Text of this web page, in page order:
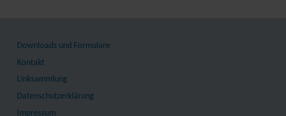
Downloads und Formulare
Kontakt
Linksammlung
Datenschutzerklärung
Impressum